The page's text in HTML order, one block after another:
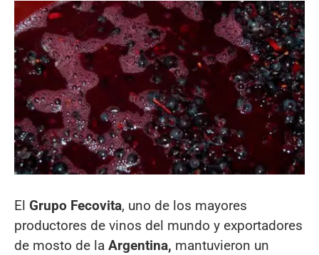
El Grupo Fecovita, uno de los mayores
productores de vinos del mundo y exportadores
de mosto de la Argentina, mantuvieron un